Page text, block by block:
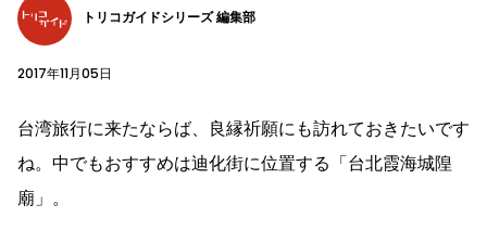
トリコガイドシリーズ 編集部
2017年11月05日
台湾旅行に来たならば、良縁祈願にも訪れておきたいです
ね。中でもおすすめは迪化街に位置する「台北霞海城隍
廟」。